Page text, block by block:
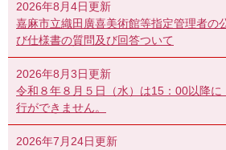
2026年8月4日更新
嘉麻市立織田廣喜美術館等指定管理者の
び仕様書の質問及び回答ついて
2026年8月3日更新
令和８年８月５日（水）は15：00以降に
行ができません。
2026年7月24日更新